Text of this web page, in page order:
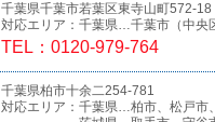
千葉県千葉市若葉区東寺山町572-18
対応エリア：千葉県…千葉市（中央
TEL：0120-979-764
千葉県柏市十余二254-781
対応エリア：千葉県…柏市、松戸市